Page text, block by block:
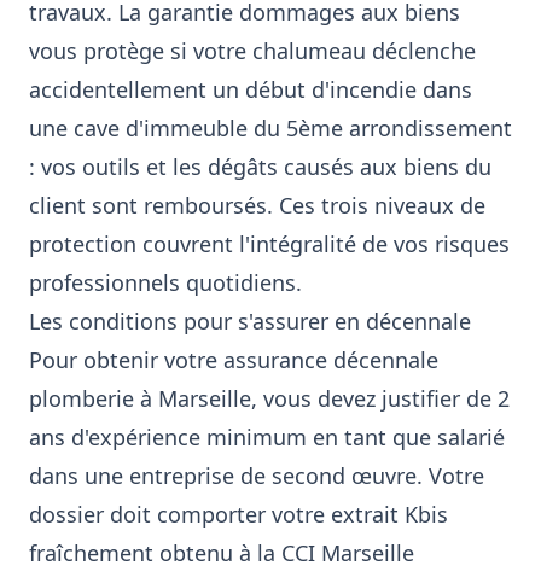
travaux. La garantie dommages aux biens
vous protège si votre chalumeau déclenche
accidentellement un début d'incendie dans
une cave d'immeuble du 5ème arrondissement
: vos outils et les dégâts causés aux biens du
client sont remboursés. Ces trois niveaux de
protection couvrent l'intégralité de vos risques
professionnels quotidiens.
Les conditions pour s'assurer en décennale
Pour obtenir votre assurance décennale
plomberie à Marseille, vous devez justifier de 2
ans d'expérience minimum en tant que salarié
dans une entreprise de second œuvre. Votre
dossier doit comporter votre extrait Kbis
fraîchement obtenu à la CCI Marseille